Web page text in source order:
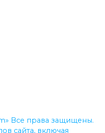
Все права защищены.
сайта, включая